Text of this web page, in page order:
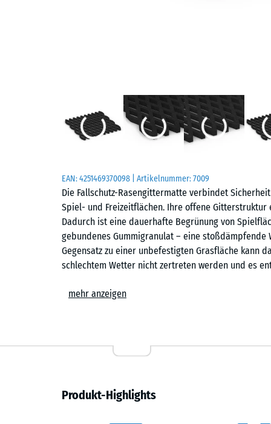
EAN:4251469370098 | Artikelnummer:7009
Die Fallschutz-Rasengittermatte verbindet
Spiel- und Freizeitflächen. Ihre offene
Dadurch ist eine dauerhafte Begrünung von
gebundenes Gummigranulat – eine stoßdämpfende
Gegensatz zu einer unbefestigten Grasfläche kann
schlechtem Wetter nicht zertreten werden und es
Anwendungsbereiche
Veranstaltungsorte sowie Hänge und leichte
Die Matte ist aus PU-gebundenem Gummigranulat
mehr anzeigen
Produkt-Highlights